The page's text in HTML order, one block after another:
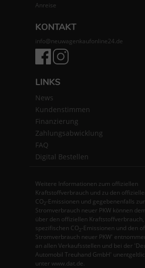
Anreise
KONTAKT
info@neuwagenkaufonline24.de
LINKS
News
Kundenstimmen
Finanzierung
Zahlungsabwicklung
FAQ
Digital Bestellen
Weitere Informationen zum offiziellen
Kraftstoffverbrauch und zu den
CO2-Emissionen und gegebenenfalls
Stromverbrauch neuer PKW können
über den offiziellen
spezifischen CO2-Emissionen und den
Stromverbrauch neuer PKW'
an allen Verkaufsstellen und bei der
Automobil Treuhand GmbH'
unter www.dat.de.